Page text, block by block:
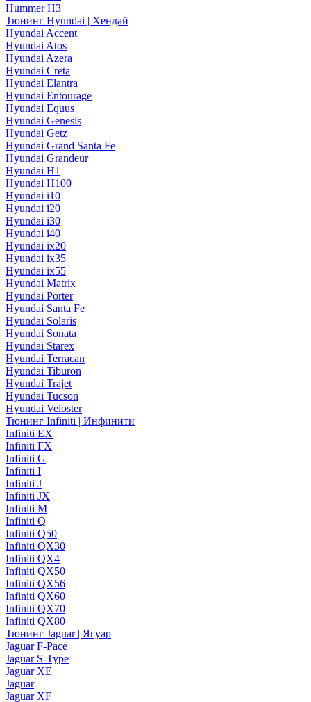
Hummer H3
Тюнинг Hyundai | Хендай
Hyundai Accent
Hyundai Atos
Hyundai Azera
Hyundai Creta
Hyundai Elantra
Hyundai Entourage
Hyundai Equus
Hyundai Genesis
Hyundai Getz
Hyundai Grand Santa Fe
Hyundai Grandeur
Hyundai H1
Hyundai H100
Hyundai i10
Hyundai i20
Hyundai i30
Hyundai i40
Hyundai ix20
Hyundai ix35
Hyundai ix55
Hyundai Matrix
Hyundai Porter
Hyundai Santa Fe
Hyundai Solaris
Hyundai Sonata
Hyundai Starex
Hyundai Terracan
Hyundai Tiburon
Hyundai Trajet
Hyundai Tucson
Hyundai Veloster
Тюнинг Infiniti | Инфинити
Infiniti EX
Infiniti FX
Infiniti G
Infiniti I
Infiniti J
Infiniti JX
Infiniti M
Infiniti Q
Infiniti Q50
Infiniti QX30
Infiniti QX4
Infiniti QX50
Infiniti QX56
Infiniti QX60
Infiniti QX70
Infiniti QX80
Тюнинг Jaguar | Ягуар
Jaguar F-Pace
Jaguar S-Type
Jaguar XE
Jaguar
Jaguar XF